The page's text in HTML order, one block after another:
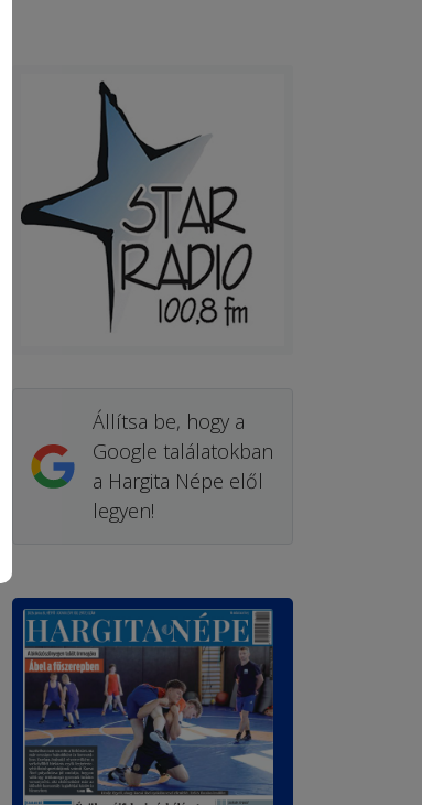
Állítsa be, hogy a
Google találatokban
a Hargita Népe elől
legyen!